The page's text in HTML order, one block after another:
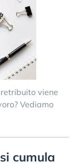
viene
Vediamo
cumula